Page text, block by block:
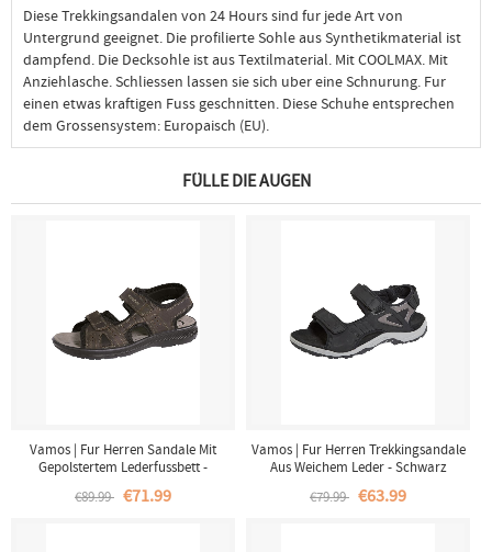
Diese Trekkingsandalen von 24 Hours sind fur jede Art von
Untergrund geeignet. Die profilierte Sohle aus Synthetikmaterial ist
dampfend. Die Decksohle ist aus Textilmaterial. Mit COOLMAX. Mit
Anziehlasche. Schliessen lassen sie sich uber eine Schnurung. Fur
einen etwas kraftigen Fuss geschnitten. Diese Schuhe entsprechen
dem Grossensystem: Europaisch (EU).
FÜLLE DIE AUGEN
Vamos | Fur Herren Sandale Mit
Gepolstertem Lederfussbett -
€89.99 €71.99
Vamos | Fur Herren Trekkingsandale
Aus Weichem Leder - Schwarz
€79.99 €63.99